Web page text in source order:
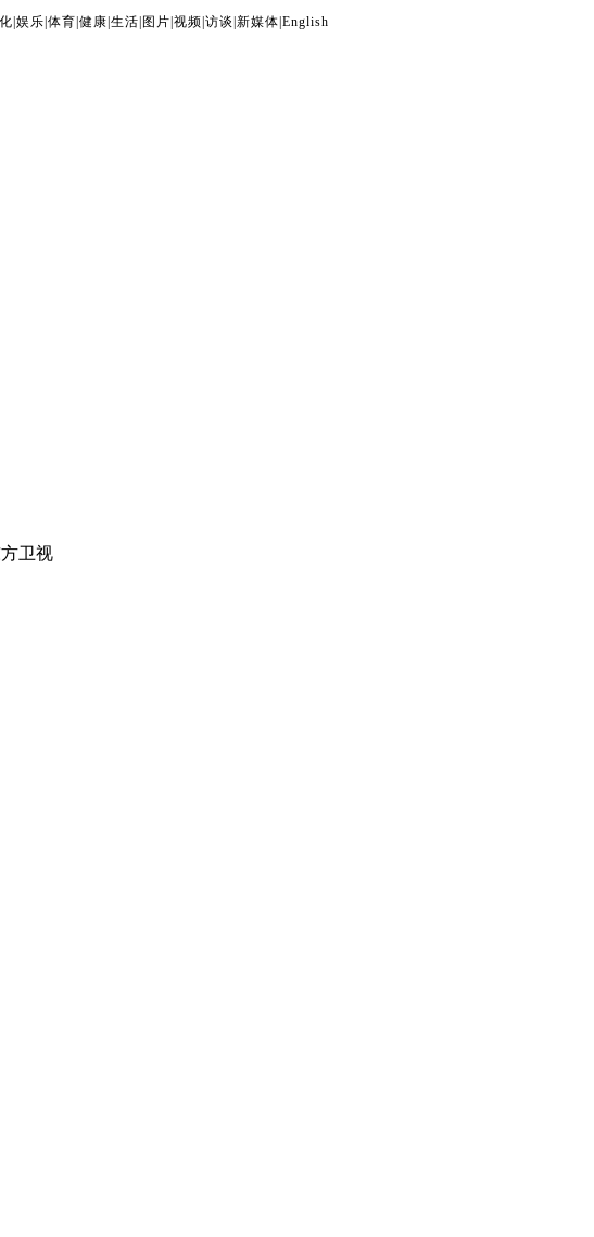
娱乐 体育 健康 生活 图片 视频 访谈 新媒体 English
卫视